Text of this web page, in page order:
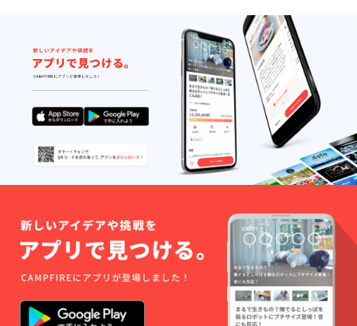
塩 』
：あっ
さり&後
を引く
塩味の
唐揚げ
『のり
塩』：
風味豊
かな青
のり入
り唐揚
げ ＊内
容量：
ほど）
＊税込
みの金
額にな
りま
す。 ＊
賞味期
限：製
造日よ
（約210
ｇ7個ほ
ど×4
種） ＊
税込
み・送
料込み
の金額
になり
ます。
＊賞味
期限：
製造日
より2か